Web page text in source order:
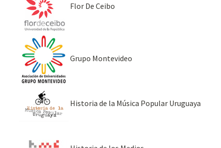
Flor De Ceibo
Grupo Montevideo
Historia de la Música Popular Uruguaya